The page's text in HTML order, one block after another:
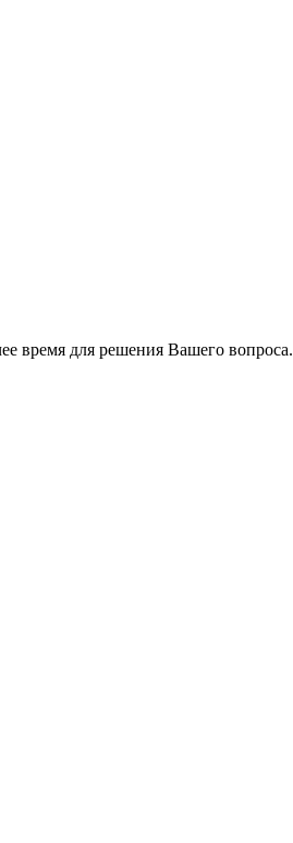
время для решения Вашего вопроса.